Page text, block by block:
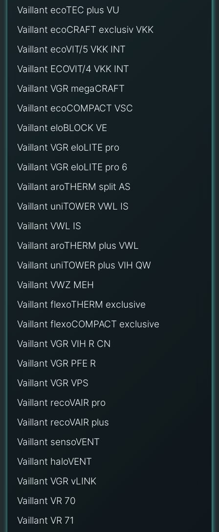
Vaillant ecoTEC plus VU
Vaillant ecoCRAFT exclusiv VKK
Vaillant ecoVIT/5 VKK INT
Vaillant ECOVIT/4 VKK INT
Vaillant VGR megaCRAFT
Vaillant ecoCOMPACT VSC
Vaillant eloBLOCK VE
Vaillant VGR eloLITE pro
Vaillant VGR eloLITE pro 6
Vaillant aroTHERM split AS
Vaillant uniTOWER VWL IS
Vaillant VWL IS
Vaillant aroTHERM plus VWL
Vaillant uniTOWER plus VIH QW
Vaillant VWZ MEH
Vaillant flexoTHERM exclusive
Vaillant flexoCOMPACT exclusive
Vaillant VGR VIH R CN
Vaillant VGR PFE R
Vaillant VGR VPS
Vaillant recoVAIR pro
Vaillant recoVAIR plus
Vaillant sensoVENT
Vaillant haloVENT
Vaillant VGR vLINK
Vaillant VR 70
Vaillant VR 71